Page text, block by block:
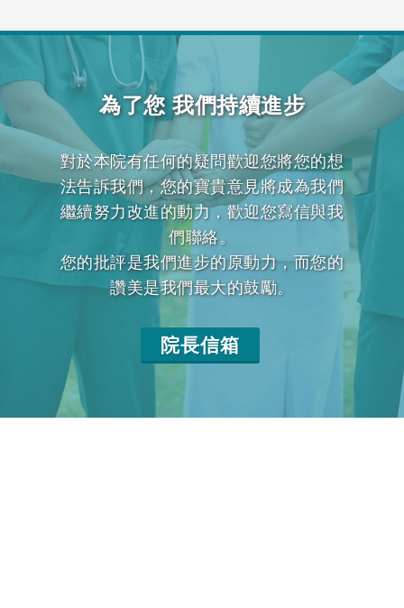
為了您 我們持續進步
對於本院有任何的疑問歡迎您將您的想
法告訴我們，您的寶貴意見將成為我們
繼續努力改進的動力，歡迎您寫信與我
們聯絡。
您的批評是我們進步的原動力，而您的
讚美是我們最大的鼓勵。
院長信箱